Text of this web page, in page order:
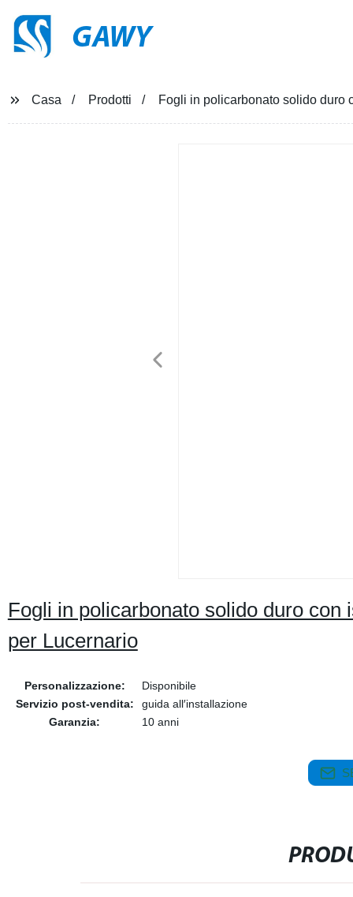
GAWY
Casa Prodotti Fogli in policarbonato solido duro
Fogli in policarbonato solido duro
per Lucernario
Personalizzazione:
Disponibile
Servizio post-vendita:
guida all′installazione
Garanzia:
10 anni